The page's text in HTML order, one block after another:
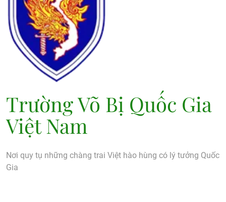
Trường Võ Bị Quốc Gia
Việt Nam
Nơi quy tụ những chàng trai Việt hào hùng có lý tưởng Quốc
Gia